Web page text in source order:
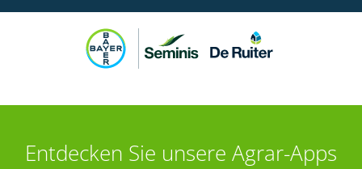
Entdecken Sie unsere Agrar-Apps